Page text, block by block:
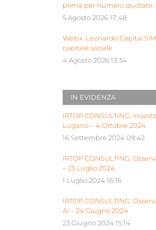
prima per numero quotate.
“Milano piattaforma europea
5 Agosto 2026 17:48
Weltix: Leonardo Capital
capitale sociale
4 Agosto 2026 13:34
IN EVIDENZA
IRTOP CONSULTING:
Lugano – 4 Ottobre 2024
16 Settembre 2024 09:42
IRTOP CONSULTING:
– 23 Luglio 2024
1 Luglio 2024 16:16
IRTOP CONSULTING:
AI – 24 Giugno 2024
23 Giugno 2024 15:14